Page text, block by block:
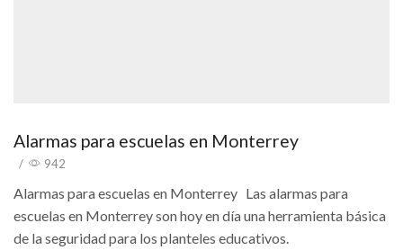
Alarmas para escuelas en Monterrey
/ 942
Alarmas para escuelas en Monterrey Las alarmas para
escuelas en Monterrey son hoy en día una herramienta básica
de la seguridad para los planteles educativos.